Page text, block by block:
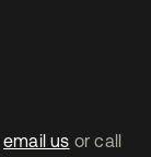
email us or call